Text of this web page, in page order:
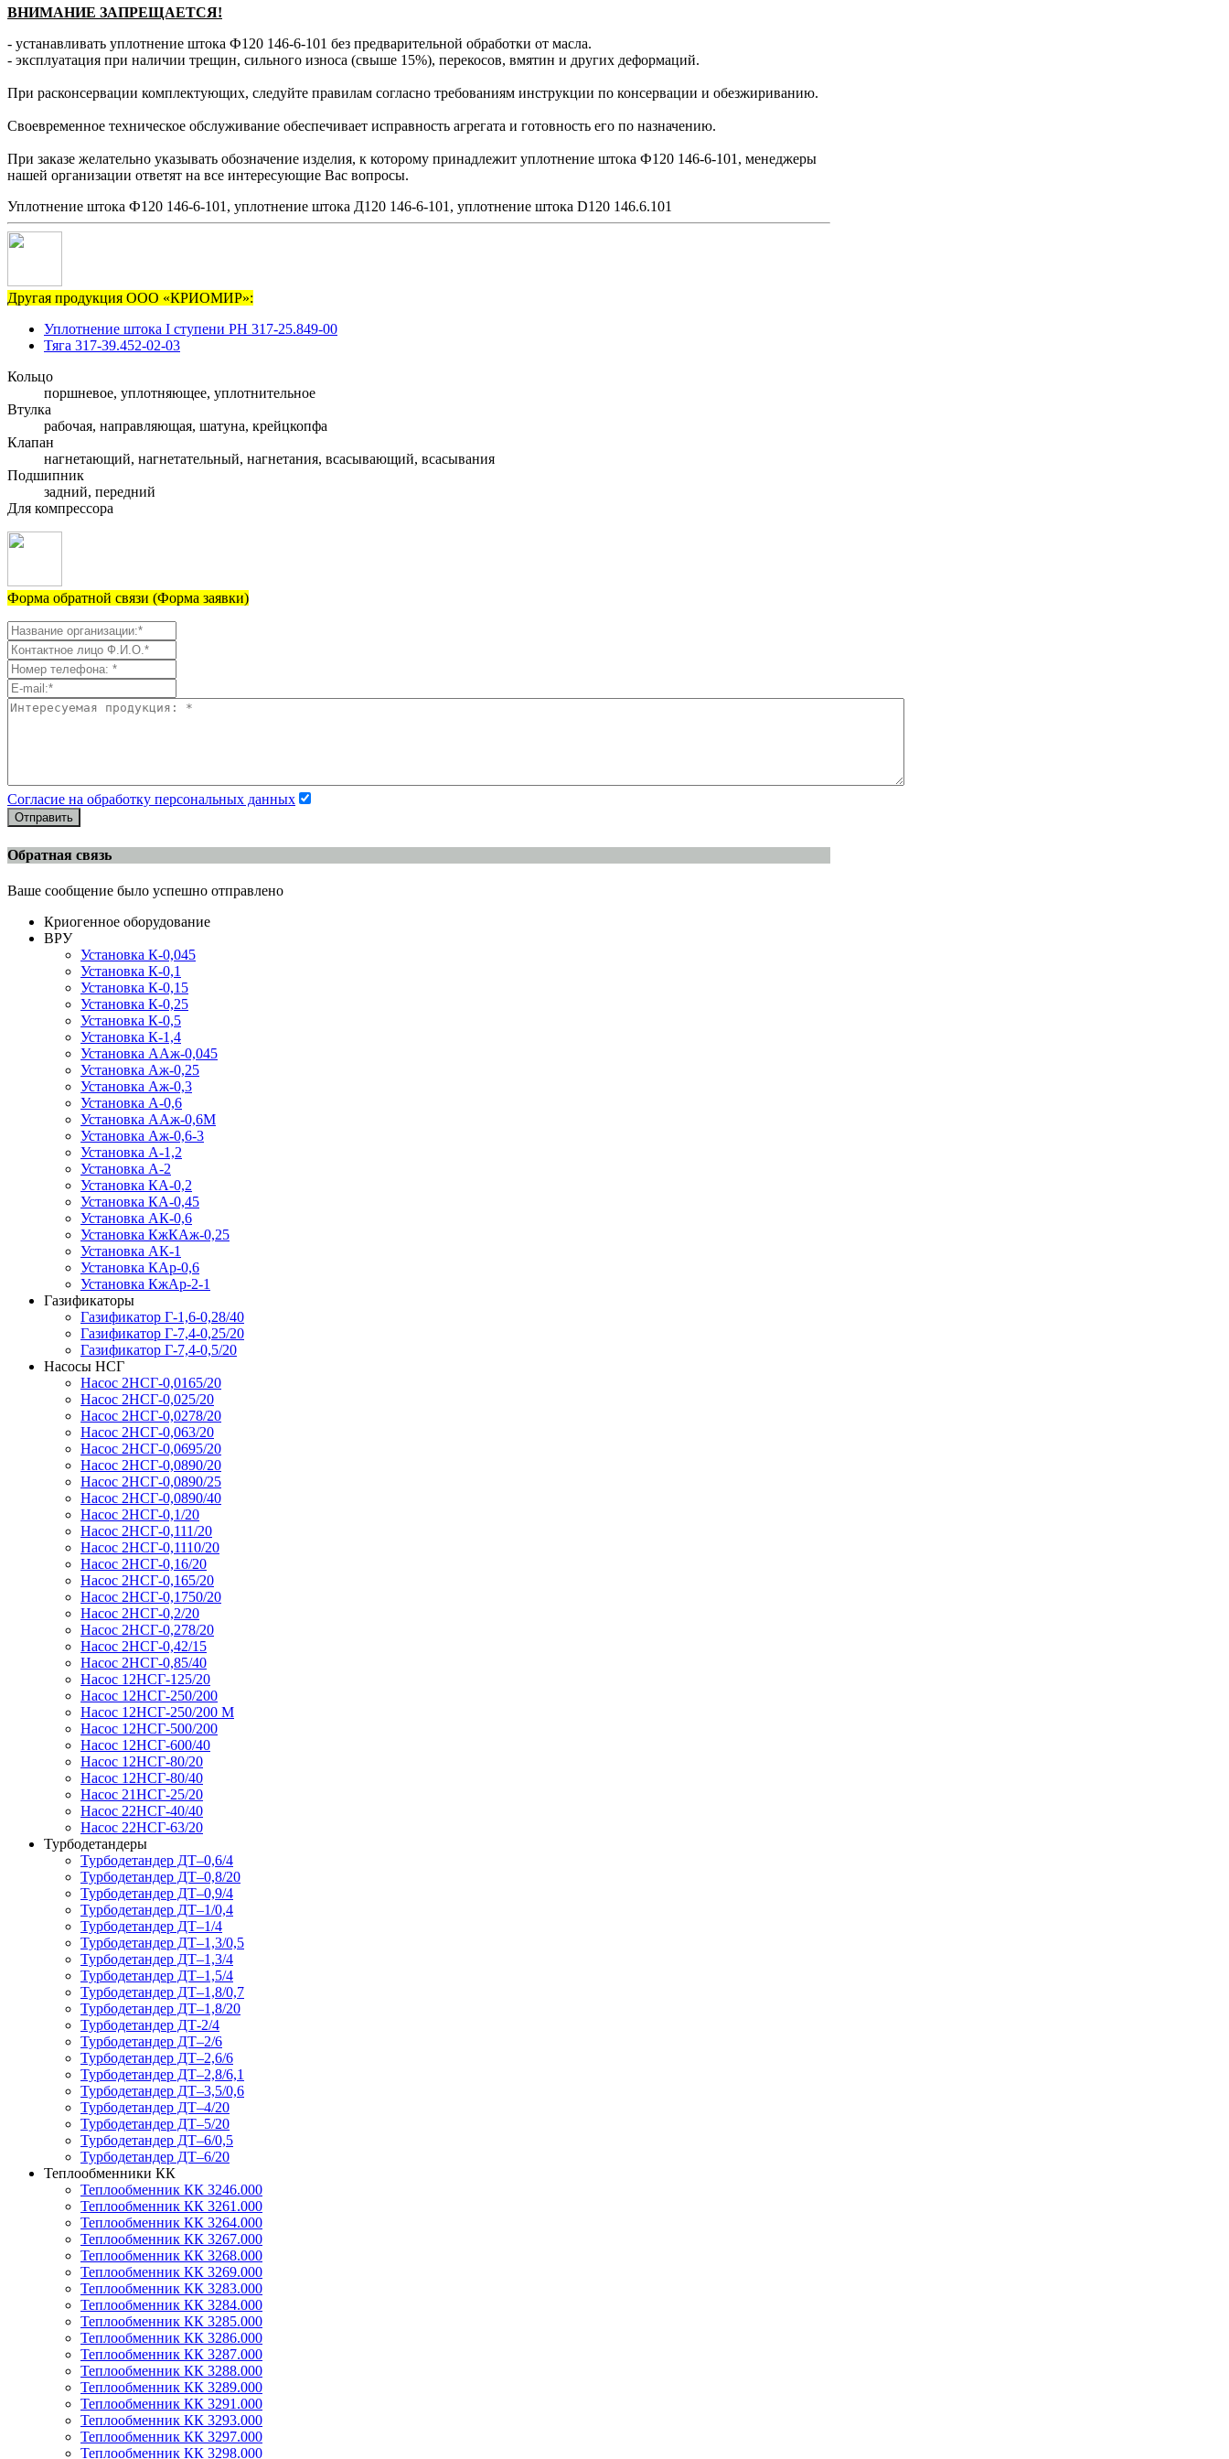
ВНИМАНИЕ ЗАПРЕЩАЕТСЯ!
- устанавливать уплотнение штока Ф120 146-6-101 без предварительной обработки от масла.
- эксплуатация при наличии трещин, сильного износа (свыше 15%), перекосов, вмятин и других деформаций.
При расконсервации комплектующих, следуйте правилам согласно требованиям инструкции по консервации и обезжириванию.
Своевременное техническое обслуживание обеспечивает исправность агрегата и готовность его по назначению.
При заказе желательно указывать обозначение изделия, к которому принадлежит уплотнение штока Ф120 146-6-101, менеджеры
нашей организации ответят на все интересующие Вас вопросы.
Уплотнение штока Ф120 146-6-101, уплотнение штока Д120 146-6-101, уплотнение штока D120 146.6.101
Другая продукция ООО «КРИОМИР»:
Уплотнение штока I ступени РН 317-25.849-00
Тяга 317-39.452-02-03
Кольцо
поршневое, уплотняющее, уплотнительное
Втулка
рабочая, направляющая, шатуна, крейцкопфа
Клапан
нагнетающий, нагнетательный, нагнетания, всасывающий, всасывания
Подшипник
задний, передний
Для компрессора
Форма обратной связи (Форма заявки)
Согласие на обработку персональных данных
Отправить
Обратная связь
Ваше сообщение было успешно отправлено
Криогенное оборудование
ВРУ
Установка К-0,045
Установка К-0,1
Установка К-0,15
Установка К-0,25
Установка К-0,5
Установка К-1,4
Установка ААж-0,045
Установка Аж-0,25
Установка Аж-0,3
Установка А-0,6
Установка ААж-0,6М
Установка Аж-0,6-3
Установка А-1,2
Установка А-2
Установка КА-0,2
Установка КА-0,45
Установка АК-0,6
Установка КжКАж-0,25
Установка АК-1
Установка КАр-0,6
Установка КжАр-2-1
Газификаторы
Газификатор Г-1,6-0,28/40
Газификатор Г-7,4-0,25/20
Газификатор Г-7,4-0,5/20
Насосы НСГ
Насос 2НСГ-0,0165/20
Насос 2НСГ-0,025/20
Насос 2НСГ-0,0278/20
Насос 2НСГ-0,063/20
Насос 2НСГ-0,0695/20
Насос 2НСГ-0,0890/20
Насос 2НСГ-0,0890/25
Насос 2НСГ-0,0890/40
Насос 2НСГ-0,1/20
Насос 2НСГ-0,111/20
Насос 2НСГ-0,1110/20
Насос 2НСГ-0,16/20
Насос 2НСГ-0,165/20
Насос 2НСГ-0,1750/20
Насос 2НСГ-0,2/20
Насос 2НСГ-0,278/20
Насос 2НСГ-0,42/15
Насос 2НСГ-0,85/40
Насос 12НСГ-125/20
Насос 12НСГ-250/200
Насос 12НСГ-250/200 М
Насос 12НСГ-500/200
Насос 12НСГ-600/40
Насос 12НСГ-80/20
Насос 12НСГ-80/40
Насос 21НСГ-25/20
Насос 22НСГ-40/40
Насос 22НСГ-63/20
Турбодетандеры
Турбодетандер ДТ–0,6/4
Турбодетандер ДТ–0,8/20
Турбодетандер ДТ–0,9/4
Турбодетандер ДТ–1/0,4
Турбодетандер ДТ–1/4
Турбодетандер ДТ–1,3/0,5
Турбодетандер ДТ–1,3/4
Турбодетандер ДТ–1,5/4
Турбодетандер ДТ–1,8/0,7
Турбодетандер ДТ–1,8/20
Турбодетандер ДТ-2/4
Турбодетандер ДТ–2/6
Турбодетандер ДТ–2,6/6
Турбодетандер ДТ–2,8/6,1
Турбодетандер ДТ–3,5/0,6
Турбодетандер ДТ–4/20
Турбодетандер ДТ–5/20
Турбодетандер ДТ–6/0,5
Турбодетандер ДТ–6/20
Теплообменники КК
Теплообменник КК 3246.000
Теплообменник КК 3261.000
Теплообменник КК 3264.000
Теплообменник КК 3267.000
Теплообменник КК 3268.000
Теплообменник КК 3269.000
Теплообменник КК 3283.000
Теплообменник КК 3284.000
Теплообменник КК 3285.000
Теплообменник КК 3286.000
Теплообменник КК 3287.000
Теплообменник КК 3288.000
Теплообменник КК 3289.000
Теплообменник КК 3291.000
Теплообменник КК 3293.000
Теплообменник КК 3297.000
Теплообменник КК 3298.000